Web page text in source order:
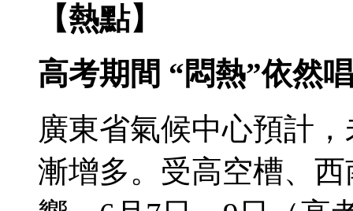
【熱點】
高考期間 “悶熱”依然
廣東省氣候中心預計
漸增多。受高空槽、